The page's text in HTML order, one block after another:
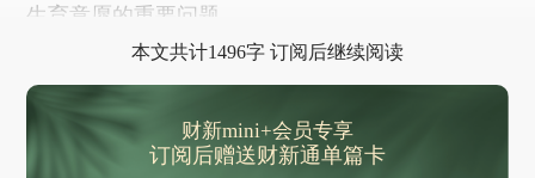
生育意愿的重要问题。
本文共计1496字 订阅后继续阅读
财新mini+会员专享
订阅后赠送财新通单篇卡